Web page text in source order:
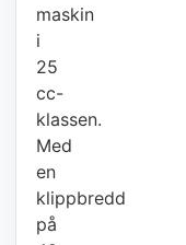
maskin
i
25
cc-
klassen.
Med
en
klippbredd
på